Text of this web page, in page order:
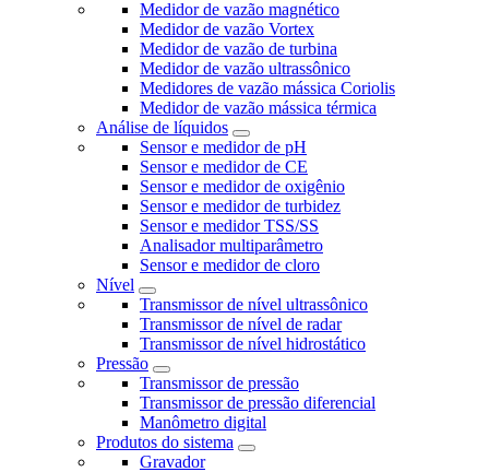
Medidor de vazão magnético
Medidor de vazão Vortex
Medidor de vazão de turbina
Medidor de vazão ultrassônico
Medidores de vazão mássica Coriolis
Medidor de vazão mássica térmica
Análise de líquidos
Sensor e medidor de pH
Sensor e medidor de CE
Sensor e medidor de oxigênio
Sensor e medidor de turbidez
Sensor e medidor TSS/SS
Analisador multiparâmetro
Sensor e medidor de cloro
Nível
Transmissor de nível ultrassônico
Transmissor de nível de radar
Transmissor de nível hidrostático
Pressão
Transmissor de pressão
Transmissor de pressão diferencial
Manômetro digital
Produtos do sistema
Gravador